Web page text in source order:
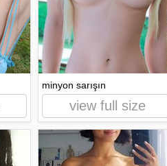
minyon sarışın
view full size